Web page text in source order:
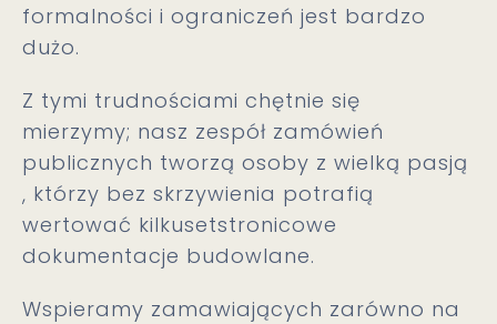
formalności i ograniczeń jest bardzo
dużo.
Z tymi trudnościami chętnie się
mierzymy; nasz zespół zamówień
publicznych tworzą osoby z wielką pasją
, którzy bez skrzywienia potrafią
wertować kilkusetstronicowe
dokumentacje budowlane.
Wspieramy zamawiających zarówno na